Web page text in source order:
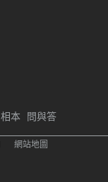
相本 問與答
網站地圖